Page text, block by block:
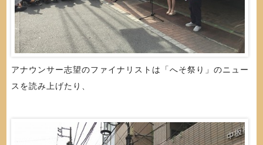
アナウンサー志望のファイナリストは「へそ祭り」のニュー
スを読み上げたり、